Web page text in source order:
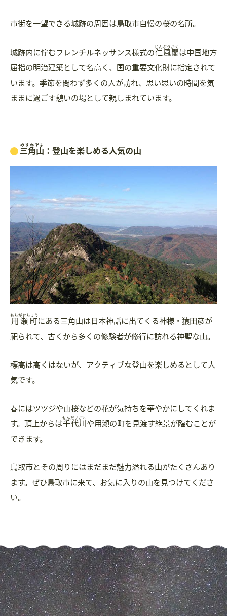
市街を一望できる城跡の周囲は鳥取市自慢の桜の名所。
城跡内に佇むフレンチルネッサンス様式の仁風閣
じんぷうかく
は中国地方
屈指の明治建築として名高く、国の重要文化財に指定されて
います。季節を問わず多くの人が訪れ、思い思いの時間を気
ままに過ごす憩いの場として親しまれています。
三角山
みすみやま
：登山を楽しめる人気の山
用瀬町
もちがせちょう
にある三角山は日本神話に出てくる神様・猿田彦が
祀られて、古くから多くの修験者が修行に訪れる神聖な山。
標高は高くはないが、アクティブな登山を楽しめるとして人
気です。
春にはツツジや山桜などの花が気持ちを華やかにしてくれま
す。頂上からは千代川
せんだいがわ
や用瀬の町を見渡す絶景が臨むことが
できます。
鳥取市とその周りにはまだまだ魅力溢れる山がたくさんあり
ます。ぜひ鳥取市に来て、お気に入りの山を見つけてくださ
い。